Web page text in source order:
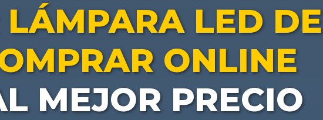
LÁMPARA LED DE
ONLINE
MEJOR PRECIO